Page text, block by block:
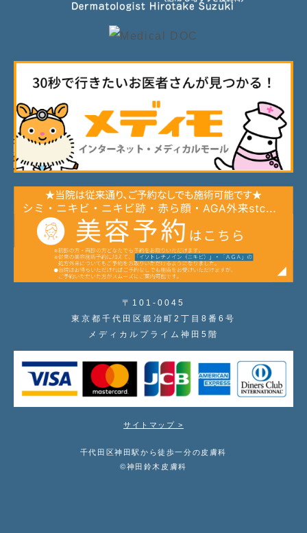
〒101-0045
東京都千代田区鍛冶町2丁目8番6号
メディカルプライム神田5階
サイトマップ >
千代田区神田駅から徒歩一分の皮膚科
©神田鈴木皮膚科